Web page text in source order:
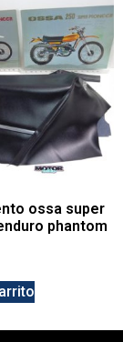
ossa super
phantom